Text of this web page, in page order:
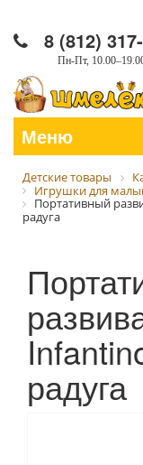
8 (812)
Пн-Пт,
Меню
Детские товары
Игрушки для
Портативный
радуга
радуга